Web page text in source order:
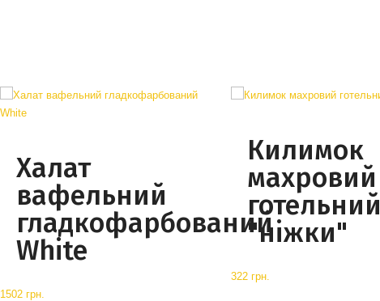
Халат
вафельний
гладкофарбований
White
1502 грн.
Килимок
махровий
готельний
"ніжки"
322 грн.